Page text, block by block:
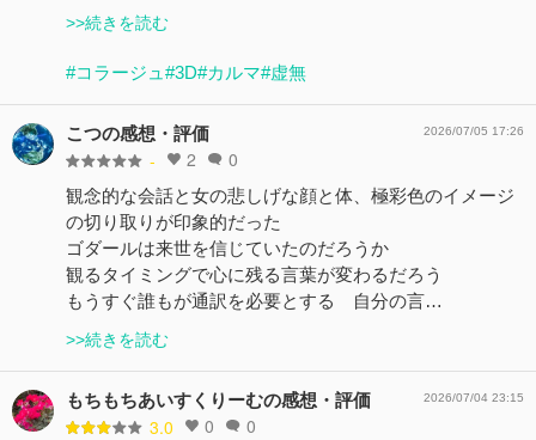
>>続きを読む
#コラージュ #3D#カルマ#虚無
こつの感想・評価
- 2 0
2026/07/05 17:26
観念的な会話と女の悲しげな顔と体、極彩色のイメージ
の切り取りが印象的だった
ゴダールは来世を信じていたのだろうか
観るタイミングで心に残る言葉が変わるだろう
もうすぐ誰もが通訳を必要とする 自分の言…
>>続きを読む
もちもちあいすくりーむの感想・評価
3.0 0 0
2026/07/04 23:15